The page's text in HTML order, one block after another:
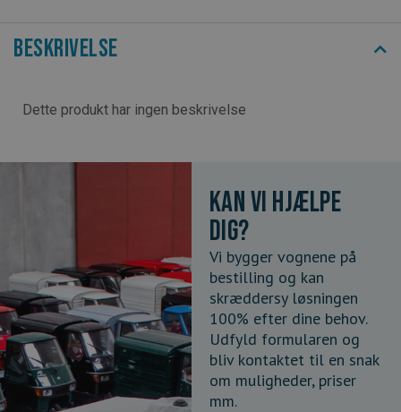
Beskrivelse
Dette produkt har ingen beskrivelse
Kan vi hjælpe
dig?
Vi bygger vognene på
bestilling og kan
skræddersy løsningen
100% efter dine behov.
Udfyld formularen og
bliv kontaktet til en snak
om muligheder, priser
mm.